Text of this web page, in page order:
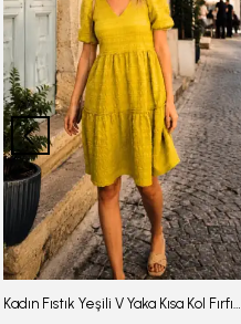
Kadın Fıstık Yeşili V Yaka Kısa Kol Fırfırlı Elbise ARM-26Y001107